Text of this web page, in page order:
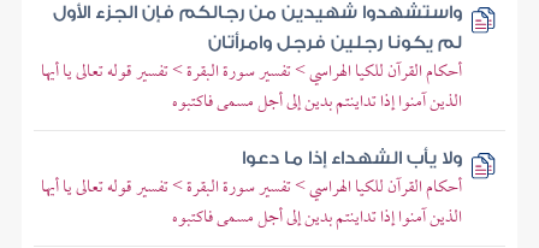
واستشهدوا شهيدين من رجالكم فإن الجزء الأول
لم يكونا رجلين فرجل وامرأتان
أحكام القرآن للكيا الهراسي > تفسير سورة البقرة > تفسير قوله تعالى يا أيها
الذين آمنوا إذا تداينتم بدين إلى أجل مسمى فاكتبوه
ولا يأب الشهداء إذا ما دعوا
أحكام القرآن للكيا الهراسي > تفسير سورة البقرة > تفسير قوله تعالى يا أيها
الذين آمنوا إذا تداينتم بدين إلى أجل مسمى فاكتبوه